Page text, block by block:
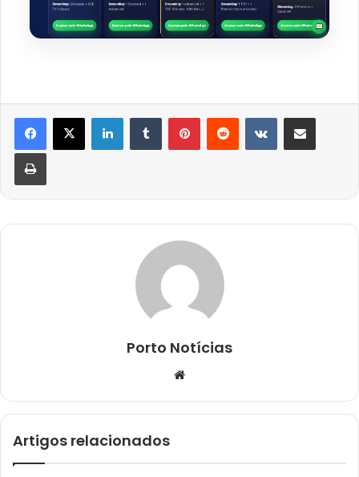
LinkedinTumblr PinterestReddit VK Compartilhar via e-mail
Imprimir
Porto Notícias
Artigos relacionados